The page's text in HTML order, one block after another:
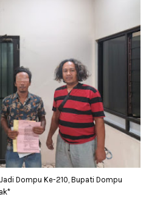
Dompu Ke-210, Bupati Dompu